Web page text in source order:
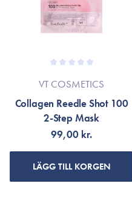
VT COSMETICS
Collagen Reedle Shot 100
2-Step Mask
99,00 kr.
LÄGG TILL KORGEN